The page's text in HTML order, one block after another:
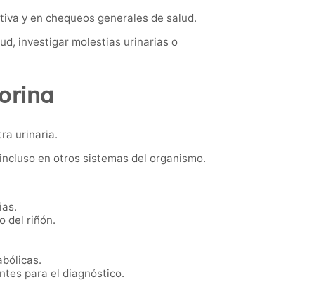
y en chequeos generales de salud.
investigar molestias urinarias o
urinaria.
en otros sistemas del organismo.
del riñón.
para el diagnóstico.